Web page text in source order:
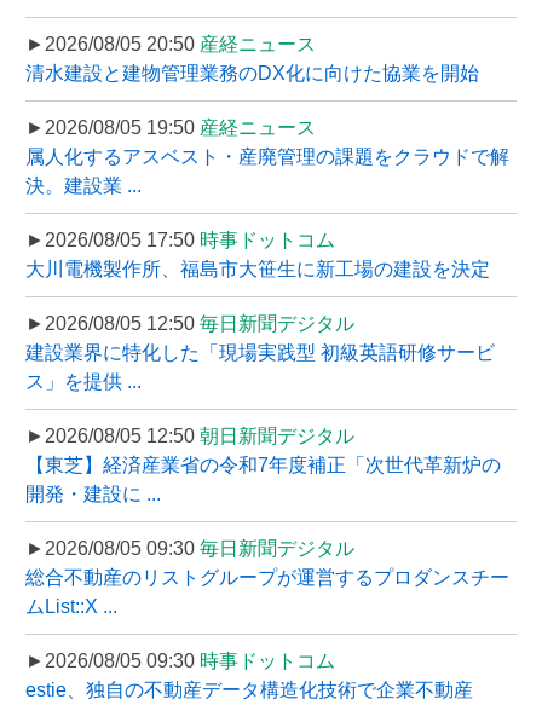
►2026/08/05 20:50 産経ニュース
清水建設と建物管理業務のDX化に向けた協業を開始
►2026/08/05 19:50 産経ニュース
属人化するアスベスト・産廃管理の課題をクラウドで解
決。建設業 ...
►2026/08/05 17:50 時事ドットコム
大川電機製作所、福島市大笹生に新工場の建設を決定
►2026/08/05 12:50 毎日新聞デジタル
建設業界に特化した「現場実践型 初級英語研修サービ
ス」を提供 ...
►2026/08/05 12:50 朝日新聞デジタル
【東芝】経済産業省の令和7年度補正「次世代革新炉の
開発・建設に ...
►2026/08/05 09:30 毎日新聞デジタル
総合不動産のリストグループが運営するプロダンスチー
ムList::X ...
►2026/08/05 09:30 時事ドットコム
estie、独自の不動産データ構造化技術で企業不動産